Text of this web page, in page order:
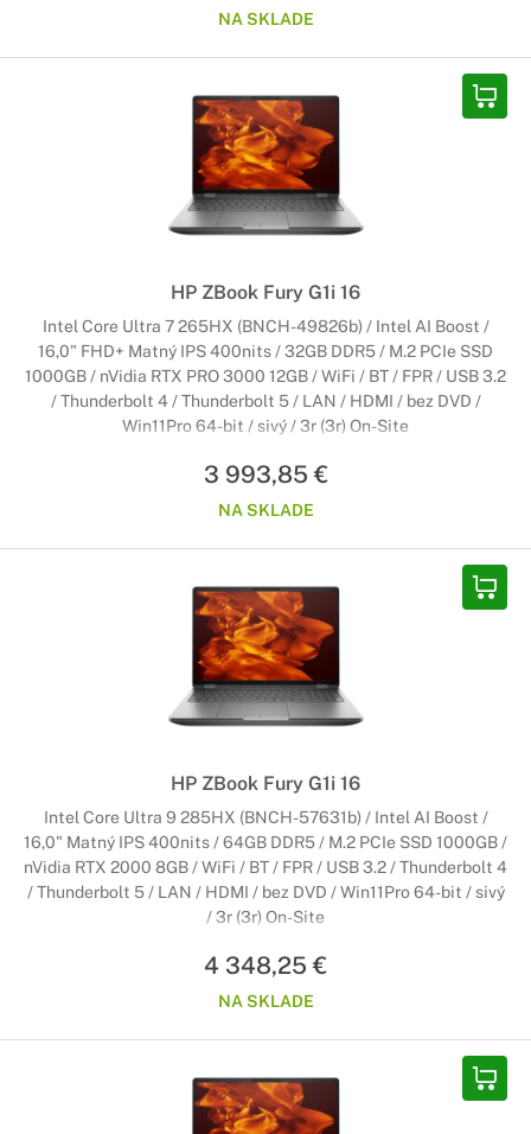
NA SKLADE
HP ZBook Fury G1i 16
Intel Core Ultra 7 265HX (BNCH-49826b) / Intel AI Boost /
16,0" FHD+ Matný IPS 400nits / 32GB DDR5 / M.2 PCIe SSD
1000GB / nVidia RTX PRO 3000 12GB / WiFi / BT / FPR / USB 3.2
/ Thunderbolt 4 / Thunderbolt 5 / LAN / HDMI / bez DVD /
Win11Pro 64-bit / sivý / 3r (3r) On-Site
3 993,85 €
NA SKLADE
HP ZBook Fury G1i 16
Intel Core Ultra 9 285HX (BNCH-57631b) / Intel AI Boost /
16,0" Matný IPS 400nits / 64GB DDR5 / M.2 PCIe SSD 1000GB /
nVidia RTX 2000 8GB / WiFi / BT / FPR / USB 3.2 / Thunderbolt 4
/ Thunderbolt 5 / LAN / HDMI / bez DVD / Win11Pro 64-bit / sivý
/ 3r (3r) On-Site
4 348,25 €
NA SKLADE